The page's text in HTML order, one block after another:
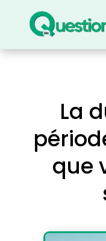
La
que